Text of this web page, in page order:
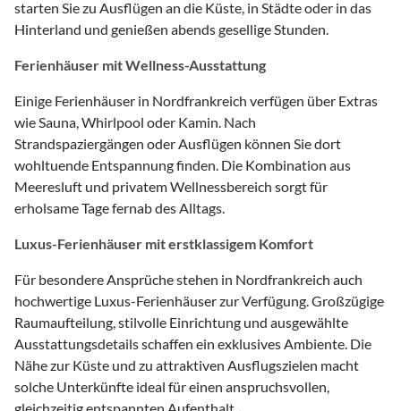
starten Sie zu Ausflügen an die Küste, in Städte oder in das
Hinterland und genießen abends gesellige Stunden.
Ferienhäuser mit Wellness-Ausstattung
Einige Ferienhäuser in Nordfrankreich verfügen über Extras
wie Sauna, Whirlpool oder Kamin. Nach
Strandspaziergängen oder Ausflügen können Sie dort
wohltuende Entspannung finden. Die Kombination aus
Meeresluft und privatem Wellnessbereich sorgt für
erholsame Tage fernab des Alltags.
Luxus-Ferienhäuser mit erstklassigem Komfort
Für besondere Ansprüche stehen in Nordfrankreich auch
hochwertige Luxus-Ferienhäuser zur Verfügung. Großzügige
Raumaufteilung, stilvolle Einrichtung und ausgewählte
Ausstattungsdetails schaffen ein exklusives Ambiente. Die
Nähe zur Küste und zu attraktiven Ausflugszielen macht
solche Unterkünfte ideal für einen anspruchsvollen,
gleichzeitig entspannten Aufenthalt.